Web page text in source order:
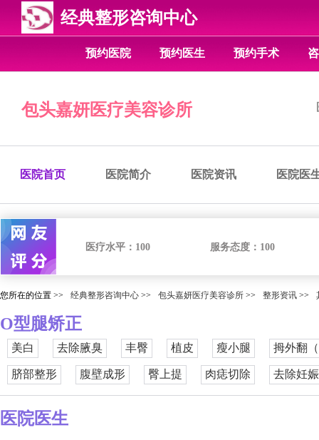
经典整形咨询中心
预约医院 预约医生 预约手术
包头嘉妍医疗美容诊所
医院首页 医院简介 医院资讯 医院医
医疗水平： 100 服务态度： 100
您所在的位置 >> 经典整形咨询中心 >> 包头嘉妍医疗美容诊所 >> 整形资讯 >>
O型腿矫正
美白 去除腋臭 丰臀 植皮 瘦小腿 拇外翻
脐部整形 腹壁成形 臀上提 肉痣切除 去除妊
医院医生